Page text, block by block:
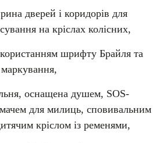
дверей і коридорів для
на кріслах колісних,
шрифту Брайля та
оснащена душем, SOS-
для милиць, сповивальним
кріслом із ременями,